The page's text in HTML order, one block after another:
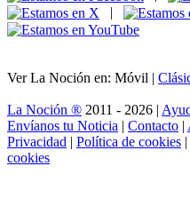
|
Ver La Noción en: Móvil |
La Noción ® 2011 - 2026 |
Envíanos tu Noticia | Contacto |
Privacidad | Política de cookies |
cookies